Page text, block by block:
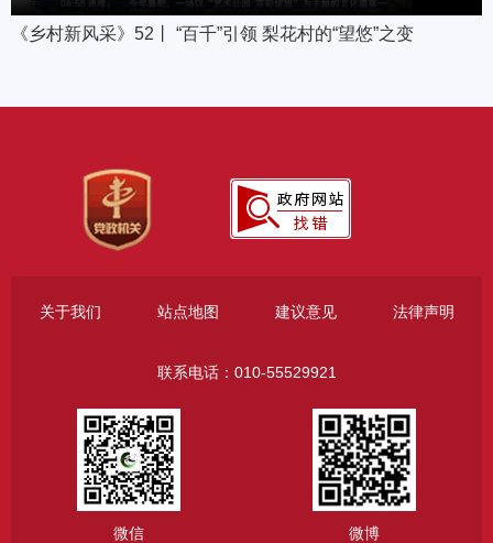
《乡村新风采》52丨 “百千”引领 梨花村的“望悠”之变
关于我们 站点地图 建议意见 法律声明
联系电话：010-55529921
微信 微博